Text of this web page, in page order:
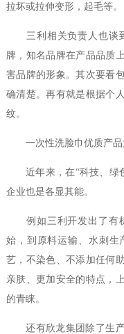
拉坏或拉伸变形，起毛等。
三利相关负责人也谈到
牌，知名品牌在产品品质
害品牌的形象。其次要看
确清楚。再有就是根据个
纹。
一次性洗脸巾优质产品
近年来，在“科技、绿
企业也是各显其能。
例如三利开发出了有机
始，到原料运输、水刺生
艺，不染色、不添加任何
亲肤、更加安全的特点，
的青睐。
还有欣龙集团除了生产